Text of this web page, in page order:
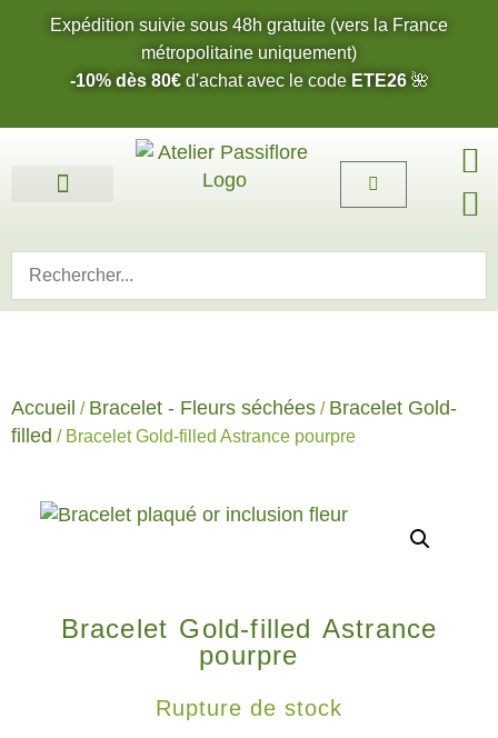
Expédition suivie sous 48h gratuite (vers la France
métropolitaine uniquement)
-10% dès 80€d'achat avec le code ETE26🌺
Accueil / Bracelet - Fleurs séchées / Bracelet Gold-
filled / Bracelet Gold-filled Astrance pourpre
Bracelet Gold-filled Astrance
pourpre
Rupture de stock